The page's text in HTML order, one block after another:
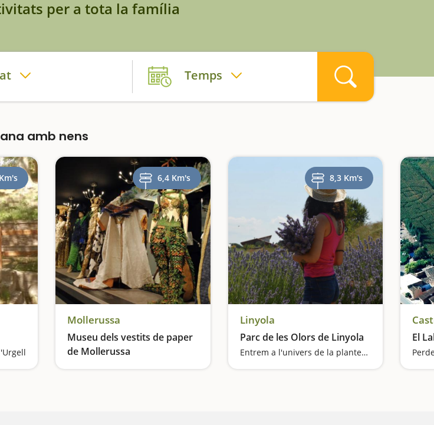
per a tota la família
Temps
amb nens
6,4 Km's
Mollerussa
Museu dels vestits de paper
de Mollerussa
Veurem el paper convertit en obra art
8,3 Km's
Linyola
Parc de les Olors de Linyola
Entrem a l'univers de la plantes aromàtiques medicinals
El